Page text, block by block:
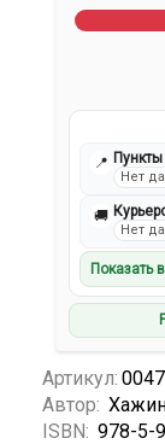
📍
Нет
🚚
Нет
Показать
Артикул:
Автор:
ISBN: 978-5-